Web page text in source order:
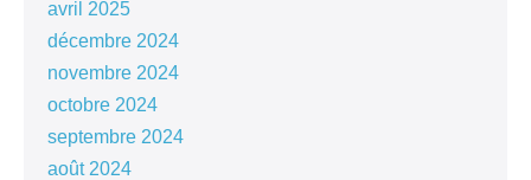
avril 2025
décembre 2024
novembre 2024
octobre 2024
septembre 2024
août 2024